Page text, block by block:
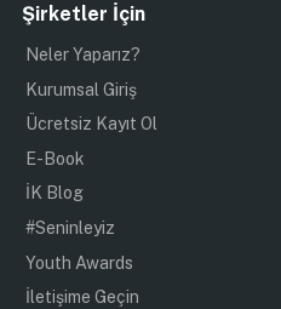
Şirketler İçin
Neler Yaparız?
Kurumsal Giriş
Ücretsiz Kayıt Ol
E-Book
İK Blog
#Seninleyiz
Youth Awards
İletişime Geçin